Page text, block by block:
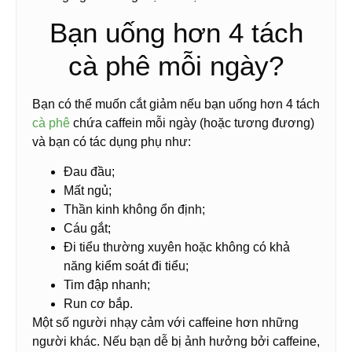
Bạn uống hơn 4 tách
cà phê mỗi ngày?
Bạn có thể muốn cắt giảm nếu bạn uống hơn 4 tách
cà phê chứa caffein mỗi ngày (hoặc tương đương)
và bạn có tác dụng phụ như:
Đau đầu;
Mất ngủ;
Thần kinh không ổn định;
Cáu gắt;
Đi tiểu thường xuyên hoặc không có khả
năng kiểm soát đi tiểu;
Tim đập nhanh;
Run cơ bắp.
Một số người nhạy cảm với caffeine hơn những
người khác. Nếu bạn dễ bị ảnh hưởng bởi caffeine,